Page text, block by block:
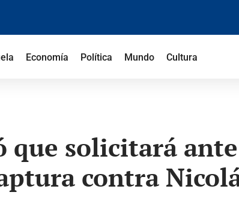
Economía Política Mundo Cultura
solicitará ante
contra